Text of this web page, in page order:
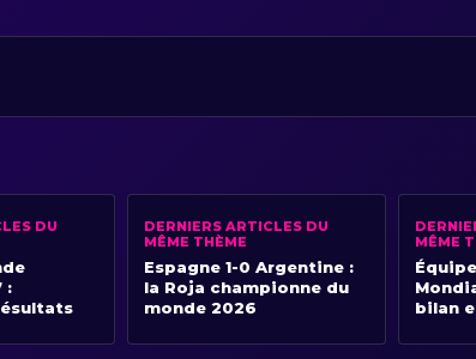
DU
:
DERNIERS ARTICLES DU
MÊME THÈME
Espagne 1-0 Argentine :
la Roja championne du
monde 2026
MÊME
bilan